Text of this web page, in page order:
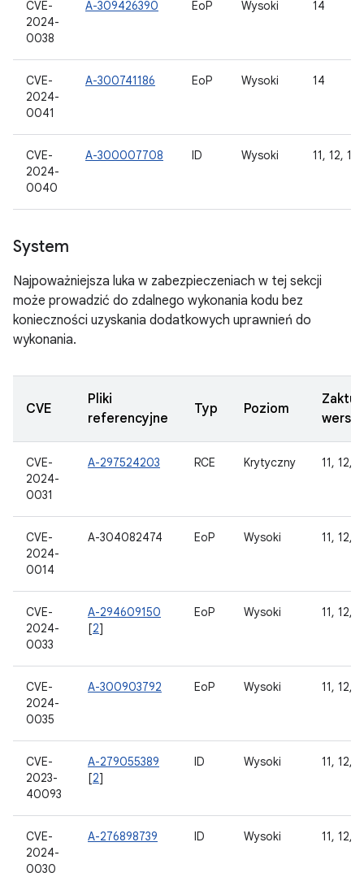
CVE-
2024-
0038
A-309426390 EoP Wysoki 14
CVE-
2024-
0041
A-300741186 EoP Wysoki 14
CVE-
2024-
0040
A-300007708 ID Wysoki 11, 12,
System
Najpoważniejsza luka w zabezpieczeniach w tej sekcji
może prowadzić do zdalnego wykonania kodu bez
konieczności uzyskania dodatkowych uprawnień do
wykonania.
CVE
Pliki
referencyjne
Typ Poziom
wersje
CVE-
2024-
0031
A-297524203 RCE Krytyczny 11, 12,
CVE-
2024-
0014
A-304082474 EoP Wysoki 11, 12,
CVE-
2024-
0033
A-294609150
[2]
EoP Wysoki 11, 12,
CVE-
2024-
0035
A-300903792 EoP Wysoki 11, 12,
CVE-
2023-
40093
A-279055389
[2]
ID Wysoki 11, 12,
CVE-
2024-
0030
A-276898739 ID Wysoki 11, 12,